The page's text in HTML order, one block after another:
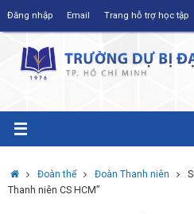
Đăng nhập Email Trang hỗ trợ học tập
HomeĐoàn thể Đoàn Thanh niên
Thanh niên CS HCM”